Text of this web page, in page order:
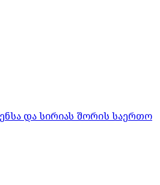
და სირიას შორის საერთო